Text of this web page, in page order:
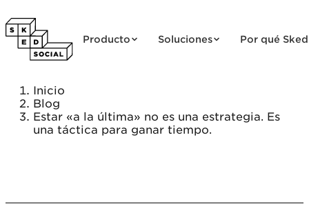
Producto Soluciones Por qué Sked
Inicio
Blog
Estar «a la última» no es una estrategia. Es
una táctica para ganar tiempo.